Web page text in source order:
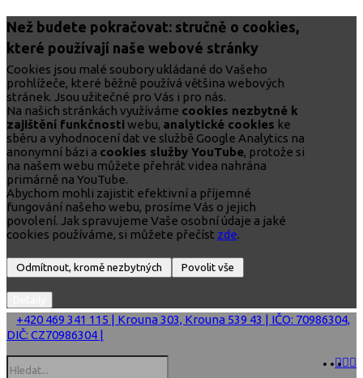
Než budete pokračovat: stručně o cookies,
které používají naše webové stránky
Cookies jsou malé soubory ukládané do Vašeho
prohlížeče, které běžně používá většina webových
stránek. Jsou užitečné pro Vás i pro nás.
Na našich stránkách využíváme cookies nezbytné k
zajištění funkčnosti webu, analytické cookies ke
sběru a vyhodnocení dat ve službě Google Analytics na
anonymní bázi a cookies služby YouTube, protože si
na našem webu můžete přehrát videa nahrána
primárně na YouTube.
Abychom mohli zajistit efektivní a příjemné
fungování našeho webu, prosíme Vás o jejich
povolení. Jak spravujeme Vaše osobní údaje a jaké
cookies používáme, si můžete přečíst zde.
+420 469 341 115 | Krouna 303, Krouna 539 43 | IČO: 70986304,
DIČ: CZ70986304 |